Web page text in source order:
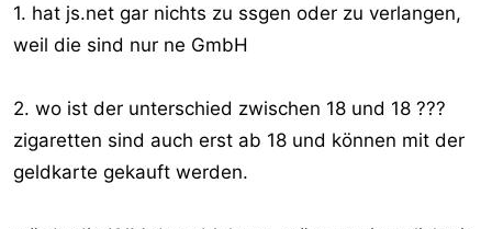
1. hat js.net gar nichts zu ssgen oder zu verlangen,
weil die sind nur ne GmbH
2. wo ist der unterschied zwischen 18 und 18 ???
zigaretten sind auch erst ab 18 und können mit der
geldkarte gekauft werden.